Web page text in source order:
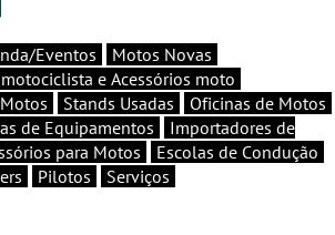
Eventos
Motos Novas
e Acessórios moto
Stands Usadas
Oficinas de Motos
de Equipamentos
Importadores de
para Motos
Escolas de Condução
Pilotos Serviços